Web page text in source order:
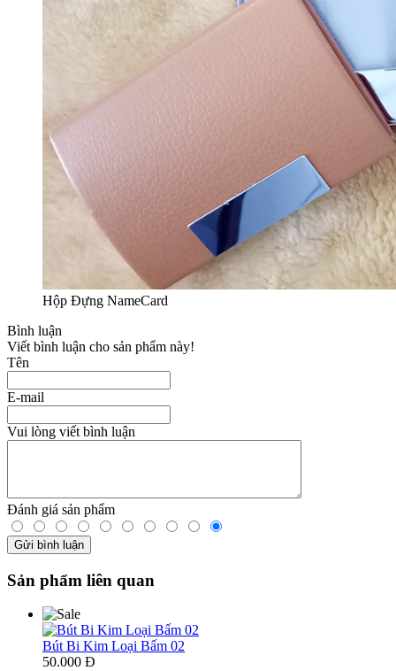
Hộp Đựng NameCard
Bình luận
Viết bình luận cho sản phẩm này!
Tên
E-mail
Vui lòng viết bình luận
Đánh giá sản phẩm
Sản phẩm liên quan
Bút Bi Kim Loại Bấm 02
50.000 Đ